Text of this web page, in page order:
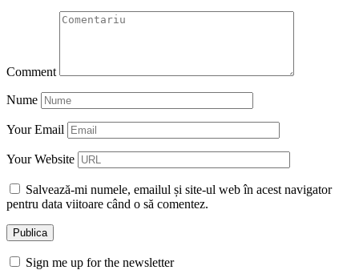
Comment
Nume
Your Email
Your Website
Salvează-mi numele, emailul și site-ul web în acest navigator
pentru data viitoare când o să comentez.
Sign me up for the newsletter